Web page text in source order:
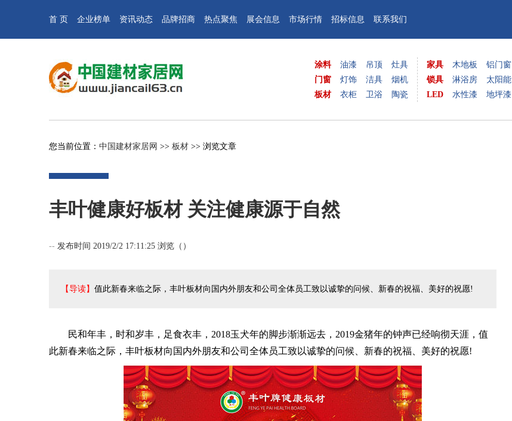
首 页 企业榜单 资讯动态 品牌招商 热点聚焦 展会信息 市场行情 招标信息 联系我们
涂料
门窗
板材
油漆
灯饰
衣柜
吊顶
洁具
卫浴
灶具
烟机
陶瓷
家具
锁具
LED
木地板
淋浴房
水性漆
铝门窗
太阳能
地坪漆
您当前位置： 中国建材家居网 >> 板材 >> 浏览文章
丰叶健康好板材 关注健康源于自然
-- 发布时间 2019/2/2 17:11:25 浏览（ ）
【导读】 值此新春来临之际，丰叶板材向国内外朋友和公司全体员工致以诚挚的问候、新春的祝福、美好的祝愿!
民和年丰，时和岁丰，足食衣丰，2018玉犬年的脚步渐渐远去，2019金猪年的钟声已经响彻天涯，值
此新春来临之际，丰叶板材向国内外朋友和公司全体员工致以诚挚的问候、新春的祝福、美好的祝愿!